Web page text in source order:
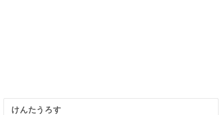
けんたうろす